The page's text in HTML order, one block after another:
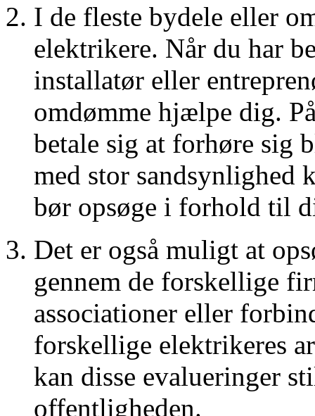
I de fleste bydele eller
elektrikere. Når du har
installatør eller
omdømme hjælpe dig.
betale sig at forhøre sig
med stor sandsynlighed
bør opsøge i forhold til
Det er også muligt at
gennem de forskellige
associationer eller
forskellige elektrikeres
kan disse evalueringer
offentligheden.